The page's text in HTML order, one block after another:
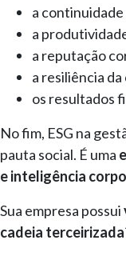
a
a
a reputação
a resiliência da
os resultados
No fim, ESG na
pauta social. É uma
e inteligência
Sua empresa possui
cadeia terceirizada